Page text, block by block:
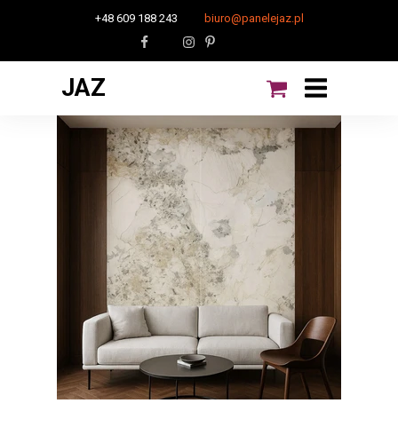
JAZ
+48 609 188 243 biuro@panelejaz.pl